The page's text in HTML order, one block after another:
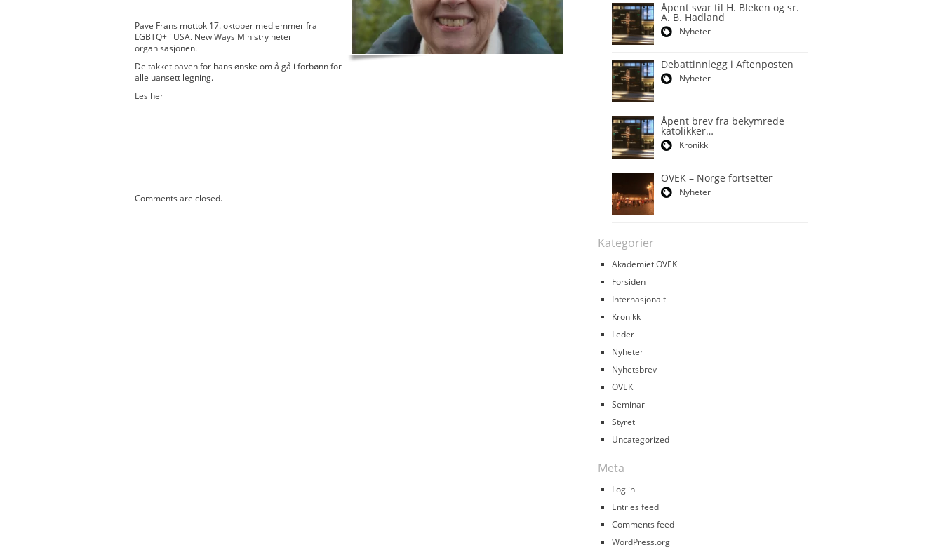
Pave Frans mottok 17. oktober medlemmer fra
LGBTQ+ i USA. New Ways Ministry heter
organisasjonen.
De takket paven for hans ønske om å gå i forbønn for
alle uansett legning.
Les her
Comments are closed.
Åpent svar til H. Bleken og sr.
A. B. Hadland
Nyheter
Debattinnlegg i Aftenposten
Nyheter
Åpent brev fra bekymrede
katolikker…
Kronikk
OVEK – Norge fortsetter
Nyheter
Kategorier
Akademiet OVEK
Forsiden
Internasjonalt
Kronikk
Leder
Nyheter
Nyhetsbrev
OVEK
Seminar
Styret
Uncategorized
Meta
Log in
Entries feed
Comments feed
WordPress.org